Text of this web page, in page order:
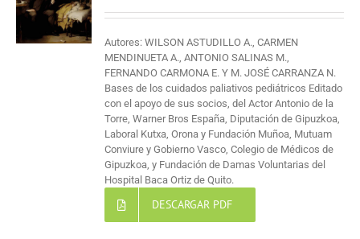
Autores: WILSON ASTUDILLO A., CARMEN
MENDINUETA A., ANTONIO SALINAS M.,
FERNANDO CARMONA E. Y M. JOSÉ CARRANZA N.
Bases de los cuidados paliativos pediátricos Editado
con el apoyo de sus socios, del Actor Antonio de la
Torre, Warner Bros España, Diputación de Gipuzkoa,
Laboral Kutxa, Orona y Fundación Muñoa, Mutuam
Conviure y Gobierno Vasco, Colegio de Médicos de
Gipuzkoa, y Fundación de Damas Voluntarias del
Hospital Baca Ortiz de Quito.
DESCARGAR PDF